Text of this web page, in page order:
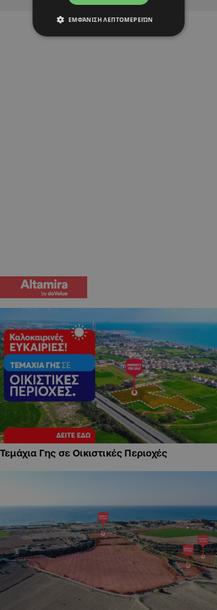
Τεμάχια Γης σε Οικιστικές Περιοχές
ΕΜΦΆΝΙΣΗ ΛΕΠΤΟΜΕΡΕΙΏΝ